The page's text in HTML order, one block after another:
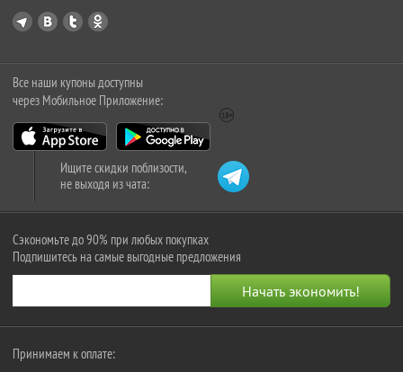
Все наши купоны доступны
через Мобильное Приложение:
Ищите скидки поблизости,
не выходя из чата:
Сэкономьте до 90% при любых покупках
Подпишитесь на самые выгодные предложения
Принимаем к оплате: